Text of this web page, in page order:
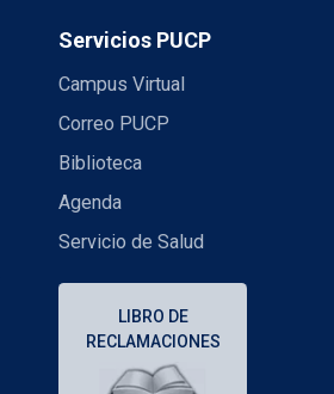
Servicios PUCP
Campus Virtual
Correo PUCP
Biblioteca
Agenda
Servicio de Salud
LIBRO DE
RECLAMACIONES